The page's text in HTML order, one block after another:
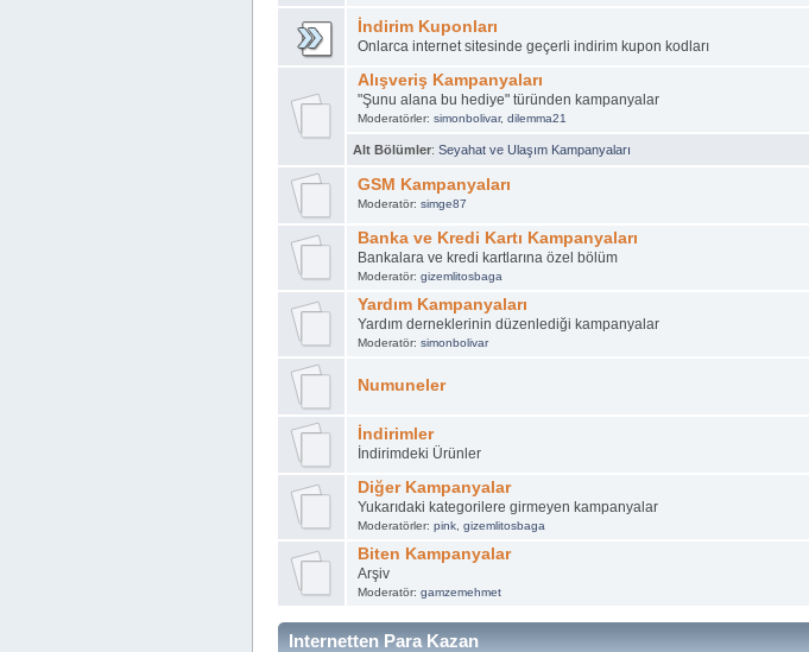
İndirim Kuponları
Onlarca internet sitesinde geçerli indirim kupon kodları
Alışveriş Kampanyaları
"Şunu alana bu hediye" türünden kampanyalar
Moderatörler: simonbolivar, dilemma21
Alt Bölümler: Seyahat ve Ulaşım Kampanyaları
GSM Kampanyaları
Moderatör: simge87
Banka ve Kredi Kartı Kampanyaları
Bankalara ve kredi kartlarına özel bölüm
Moderatör: gizemlitosbaga
Yardım Kampanyaları
Yardım derneklerinin düzenlediği kampanyalar
Moderatör: simonbolivar
Numuneler
İndirimler
İndirimdeki Ürünler
Diğer Kampanyalar
Yukarıdaki kategorilere girmeyen kampanyalar
Moderatörler: pink, gizemlitosbaga
Biten Kampanyalar
Arşiv
Moderatör: gamzemehmet
Internetten Para Kazan